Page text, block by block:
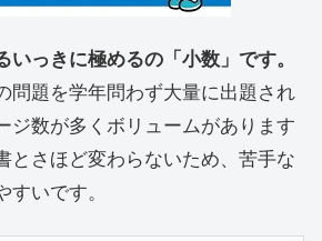
いっきに極めるの「小数」です。
問題を学年問わず大量に出題され
ジ数が多くボリュームがあります
とさほど変わらないため、苦手な
すいです。